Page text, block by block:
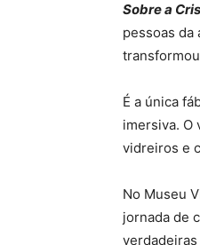
Sobre a
pessoas
É a única
imersiva. O
vidreiros e
No Museu
jornada de